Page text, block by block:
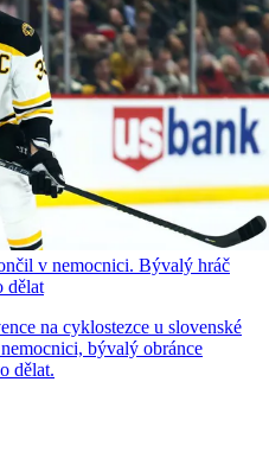
v nemocnici. Bývalý hráč
dělat
na cyklostezce u slovenské
bývalý obránce
dělat.